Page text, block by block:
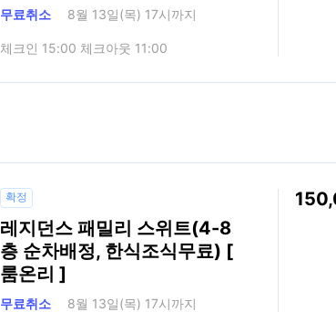
무료취소 8월 13일(목) 17시까지
체크인 15:00 체크아웃 11:00
확정
레지던스 패밀리 스위트(4-8
층 순차배정, 한식조식무료) [
룸온리 ]
무료취소 8월 13일(목) 17시까지